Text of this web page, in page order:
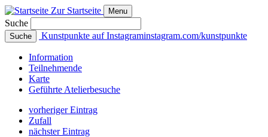
Zur Startseite Menu
Suche
Suche Kunstpunkte auf Instagraminstagram.com/kunstpunkte
Information
Teilnehmende
Karte
Geführte Atelierbesuche
vorheriger Eintrag
Zufall
nächster Eintrag